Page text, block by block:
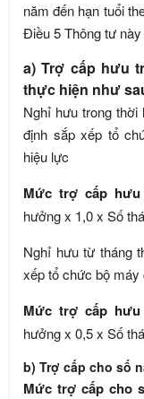
năm đến hạn tuổi
Điều 5 Thông tư
a) Trợ cấp hưu
thực hiện như
Nghỉ hưu trong thời
định sắp xếp tổ
hiệu lực
Mức trợ cấp
hưởng x 1,0 x Số
Nghỉ hưu từ tháng
xếp tổ chức bộ máy
Mức trợ cấp
hưởng x 0,5 x Số
b) Trợ cấp cho số
Mức trợ cấp cho